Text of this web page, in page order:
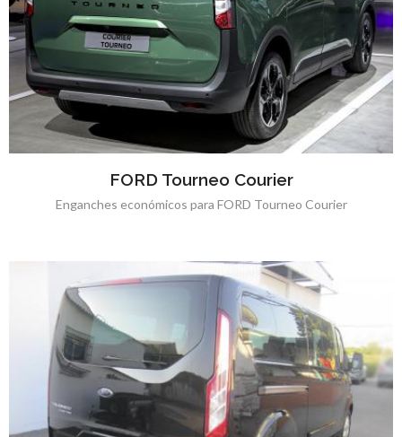
FORD Tourneo Courier
Enganches económicos para FORD Tourneo Courier